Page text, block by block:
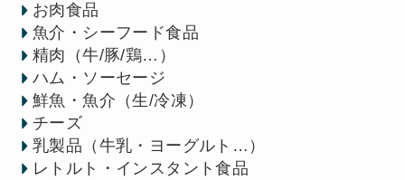
お肉食品
魚介・シーフード食品
精肉（牛/豚/鶏…）
ハム・ソーセージ
鮮魚・魚介（生/冷凍）
チーズ
乳製品（牛乳・ヨーグルト…）
レトルト・インスタント食品